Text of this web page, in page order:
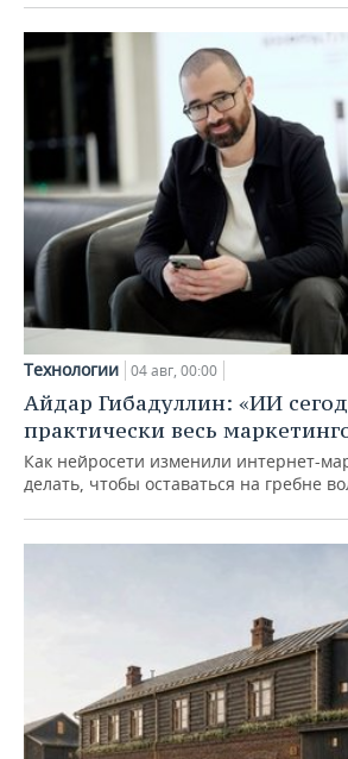
Технологии 04 авг, 00:00
Айдар Гибадуллин: «ИИ
практически весь
Как нейросети изменили интернет-
делать, чтобы оставаться на гребне